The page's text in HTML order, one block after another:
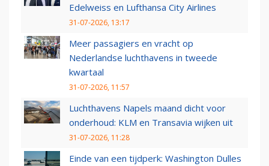
Edelweiss en Lufthansa City Airlines
31-07-2026, 13:17
Meer passagiers en vracht op
Nederlandse luchthavens in tweede
kwartaal
31-07-2026, 11:57
Luchthavens Napels maand dicht voor
onderhoud: KLM en Transavia wijken uit
31-07-2026, 11:28
Einde van een tijdperk: Washington Dulles